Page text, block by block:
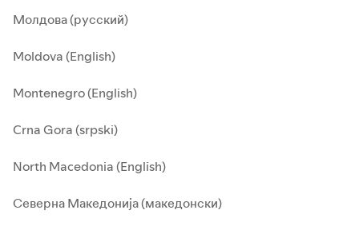
Молдова (русский)
Moldova (English)
Montenegro (English)
Crna Gora (srpski)
North Macedonia (English)
Северна Македонија (македонски)